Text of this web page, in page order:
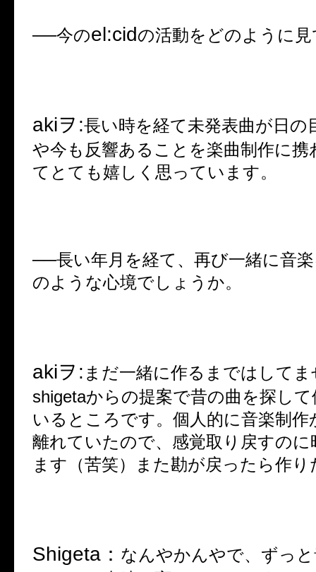
──今のel:cidの活動をどのように
akiヲ :長い時を経て未発表曲が日の
や今も反響あることを楽曲制作に携
てとても嬉しく思っています。
──長い年月を経て、再び一緒に音
のような心境でしょうか。
akiヲ : まだ一緒に作るまではして
shigetaからの提案で昔の曲を探し
いるところです。個人的に音楽制
離れていたので、感覚取り戻すの
ます（苦笑）また勘が戻ったら作
Shigeta ： なんやかんやで、ずっ